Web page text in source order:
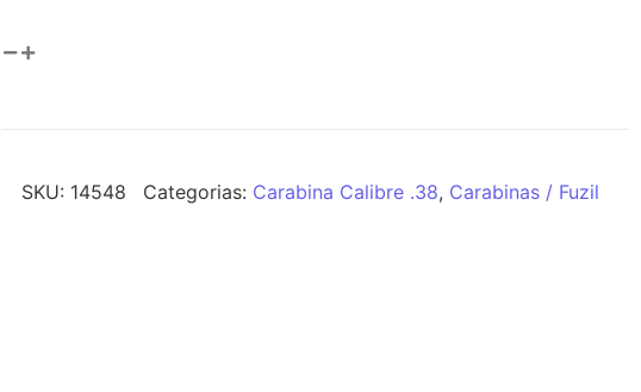
SKU: 14548 Categorias: Carabina Calibre .38, Carabinas / Fuzil